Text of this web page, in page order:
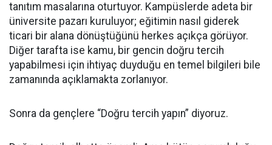
tanıtım masalarına oturtuyor. Kampüslerde adeta bir
üniversite pazarı kuruluyor; eğitimin nasıl giderek
ticari bir alana dönüştüğünü herkes açıkça görüyor.
Diğer tarafta ise kamu, bir gencin doğru tercih
yapabilmesi için ihtiyaç duyduğu en temel bilgileri bile
zamanında açıklamakta zorlanıyor.
Sonra da gençlere “Doğru tercih yapın” diyoruz.